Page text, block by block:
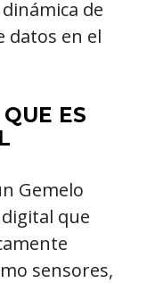
de
datos en el
ES
Gemelo
que
sensores,